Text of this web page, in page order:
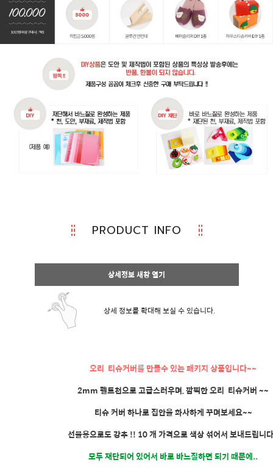
PRODUCT INFO
상세정보 새창 열기
상세 정보를 확대해 보실 수 있습니다.
오리 티슈커버를 만들수 있는 패키지 상품입니다~~
2mm 펠트천으로 고급스러우며, 깜찍한 오리 티슈커버 ~~
티슈 커버 하나로 집안을 화사하게 꾸며보세요~~
선물용으로도 강추 !! 10 개 가격으로 색상 섞어서 보내드립니
모두 재단되어 있어서 바로 바느질하면 되기 때문에..